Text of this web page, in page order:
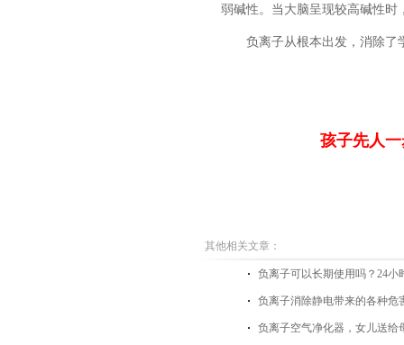
弱碱性。当大脑呈现较高碱性时
负离子从根本出发，消除了
孩子先人
其他相关文章：
负离子可以长期使用吗？24小
负离子消除静电带来的各种危
负离子空气净化器，女儿送给